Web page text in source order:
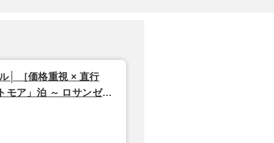
│ ［価格重視 × 直行
モア」泊 ～ ロサンゼル